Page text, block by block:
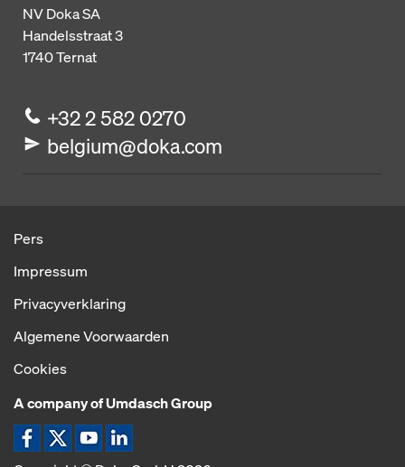
NV Doka SA
Handelsstraat 3
1740Ternat
+32 2 582 0270
belgium@doka.com
Pers
Impressum
Privacyverklaring
Algemene Voorwaarden
Cookies
A company of Umdasch Group
Pictogram Facebook
Pictogram X
Pictogram YouTube
Pictogram LinkedIn